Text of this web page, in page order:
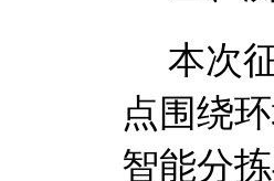
本次
点围绕
智能分